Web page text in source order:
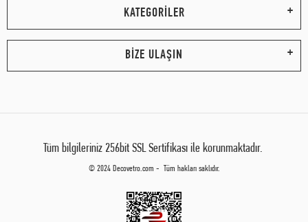
KATEGORİLER
BİZE ULAŞIN
Tüm bilgileriniz 256bit SSL Sertifikası ile korunmaktadır.
© 2024 Decovetro.com - Tüm hakları saklıdır.